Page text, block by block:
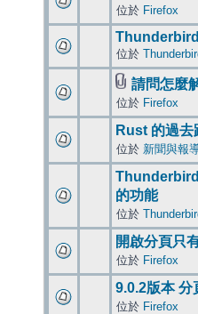
位於 Firefox
位於
請問怎麼
位於 Firefox
Rust 的過去
位於 新聞與報
的功能
位於
開啟分頁只
位於 Firefox
9.0.2版本 分
位於 Firefox